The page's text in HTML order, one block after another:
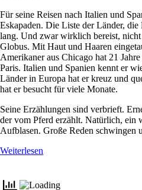
Für seine Reisen nach Italien und
Eskapaden. Die Liste der Länder,
lang. Und zwar wirklich bereist,
Globus. Mit Haut und Haaren
Amerikaner aus Chicago hat 21
Paris. Italien und Spanien kennt er
Länder in Europa hat er kreuz und
hat er besucht für viele Monate.
Seine Erzählungen sind verbrieft.
der vom Pferd erzählt. Natürlich, ein
Aufblasen. Große Reden schwingen
Weiterlesen